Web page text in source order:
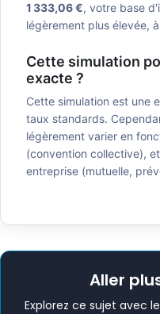
1 333,06 €, votre base
légèrement plus élevée, à
Cette simulation
exacte ?
Cette simulation est une
taux standards.
légèrement varier en
(convention collective),
entreprise (mutuelle,
Aller
Explorez ce sujet avec